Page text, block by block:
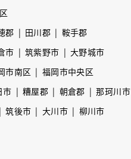
郡 田川郡
鞍手郡
市 筑紫野市
大野城市
市南区
福岡市中央区
市 糟屋郡 朝倉郡
那珂川市
筑後市 大川市
柳川市